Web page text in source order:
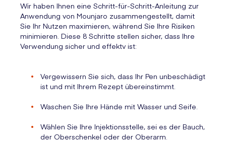
Wir haben Ihnen eine Schritt-für-Schritt-Anleitung zur
Anwendung von Mounjaro zusammengestellt, damit
Sie Ihr Nutzen maximieren, während Sie Ihre Risiken
minimieren. Diese 8 Schritte stellen sicher, dass Ihre
Verwendung sicher und effektv ist:
Vergewissern Sie sich, dass Ihr Pen unbeschädigt
ist und mit Ihrem Rezept übereinstimmt.
Waschen Sie Ihre Hände mit Wasser und Seife.
Wählen Sie Ihre Injektionsstelle, sei es der Bauch,
der Oberschenkel oder der Oberarm.